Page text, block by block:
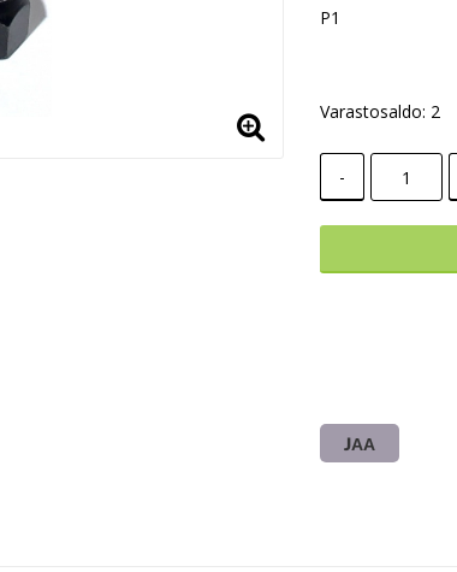
P1
Varastosaldo: 2
-
JAA